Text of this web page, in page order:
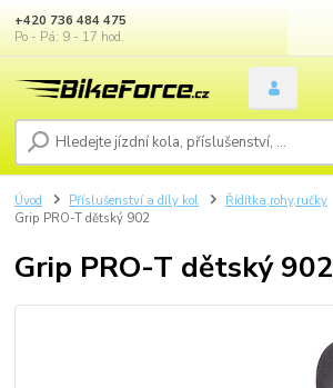
+420 736 484 475
Po - Pá: 9 - 17 hod.
Úvod Příslušenství a díly kol Řídítka,rohy,ručky
Grip PRO-T dětský 902
Grip PRO-T dětský 902